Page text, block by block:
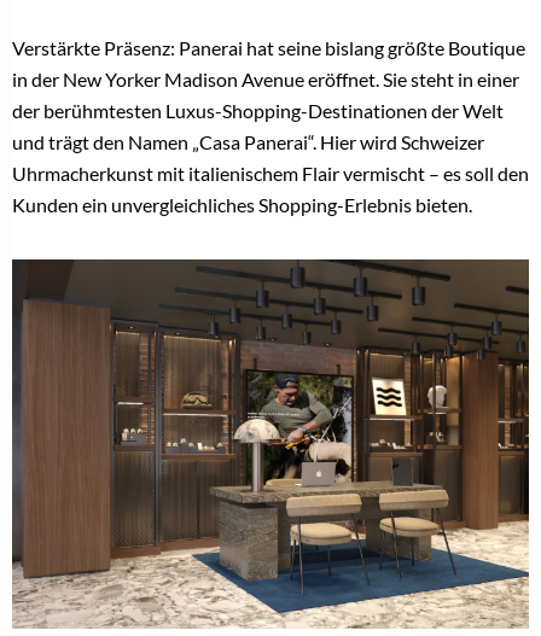
Verstärkte Präsenz: Panerai hat seine bislang größte Boutique
in der New Yorker Madison Avenue eröffnet. Sie steht in einer
der berühmtesten Luxus-Shopping-Destinationen der Welt
und trägt den Namen „Casa Panerai“. Hier wird Schweizer
Uhrmacherkunst mit italienischem Flair vermischt – es soll den
Kunden ein unvergleichliches Shopping-Erlebnis bieten.